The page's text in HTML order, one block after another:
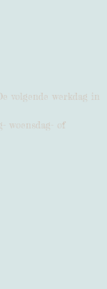
volgende werkdag in
woensdag- of